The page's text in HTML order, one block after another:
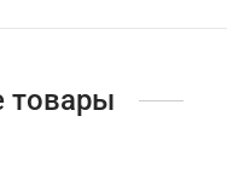
товары